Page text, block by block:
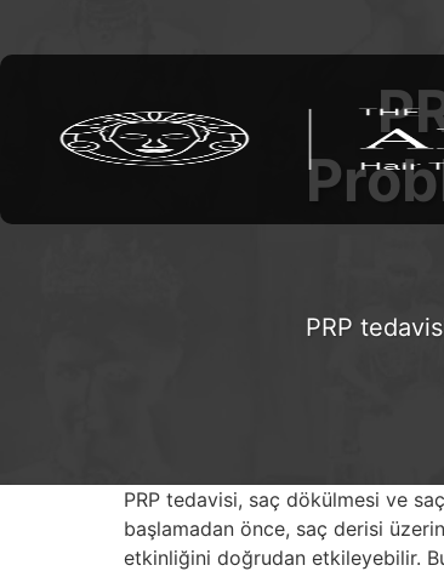
PRP
PRP tedavisi, saç dökülmesi ve
başlamadan önce, saç derisi
etkinliğini doğrudan etkileyebilir.